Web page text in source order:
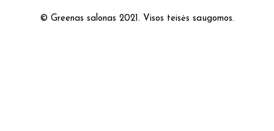
© Greenas salonas 2021. Visos teisės saugomos.